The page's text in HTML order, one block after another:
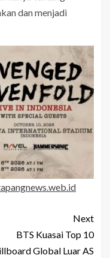
dan menjadi
Next
BTS Kuasai Top 10
Global Luar AS